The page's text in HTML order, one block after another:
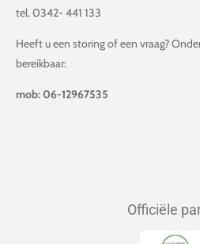
tel. 0342- 441 133
Heeft u een storing of een vraag?
bereikbaar:
mob: 06-12967535
Officiële